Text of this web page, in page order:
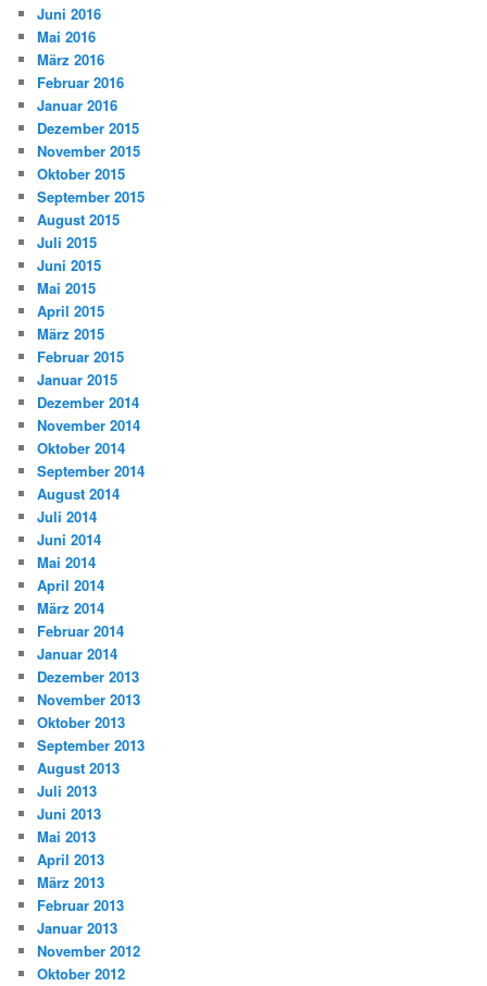
Juni 2016
Mai 2016
März 2016
Februar 2016
Januar 2016
Dezember 2015
November 2015
Oktober 2015
September 2015
August 2015
Juli 2015
Juni 2015
Mai 2015
April 2015
März 2015
Februar 2015
Januar 2015
Dezember 2014
November 2014
Oktober 2014
September 2014
August 2014
Juli 2014
Juni 2014
Mai 2014
April 2014
März 2014
Februar 2014
Januar 2014
Dezember 2013
November 2013
Oktober 2013
September 2013
August 2013
Juli 2013
Juni 2013
Mai 2013
April 2013
März 2013
Februar 2013
Januar 2013
November 2012
Oktober 2012